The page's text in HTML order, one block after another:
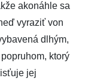
akonáhle sa
vyraziť von
dlhým,
ktorý
jej